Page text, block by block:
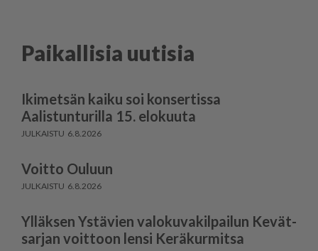
Paikallisia uutisia
Ikimetsän kaiku soi konsertissa
Aalistunturilla 15. elokuuta
6.8.2026
Voitto Ouluun
6.8.2026
Ylläksen Ystävien valokuvakilpailun Kevät-
sarjan voittoon lensi Keräkurmitsa